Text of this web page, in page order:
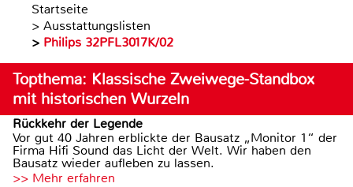
Startseite
> Ausstattungslisten
> Philips 32PFL3017K/02
Topthema: Klassische Zweiwege-Standbox
mit historischen Wurzeln
Rückkehr der Legende
Vor gut 40 Jahren erblickte der Bausatz „Monitor 1“ der
Firma Hifi Sound das Licht der Welt. Wir haben den
Bausatz wieder aufleben zu lassen.
>> Mehr erfahren